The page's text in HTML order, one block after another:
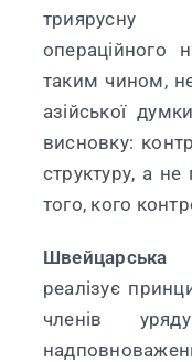
триярусну
операційного
таким чином,
азійської
висновку:
структуру, а
того, кого
реалізує
членів